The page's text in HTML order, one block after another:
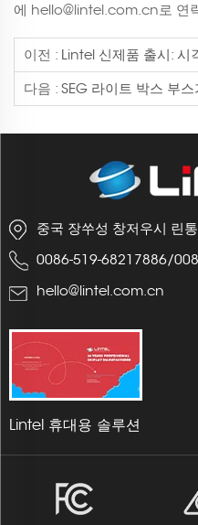
에 hello@lintel.com.cn로 연
이전 : Lintel 신제품 출시: 시각적으로 완
다음 : SEG 라이트 박스 부스가 전시회
중국 장쑤성 창저우시 린
0086-519-68217886/
hello@lintel.com.cn
Lintel 휴대용 솔루션